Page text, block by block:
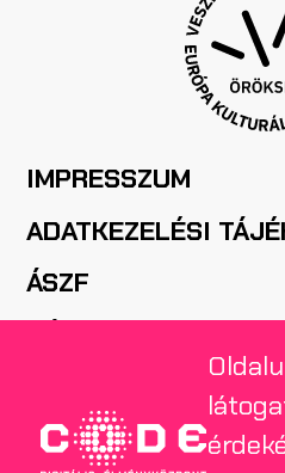
IMPRESSZUM
ADATKEZELÉSI
ÁSZF
SAJTÓ